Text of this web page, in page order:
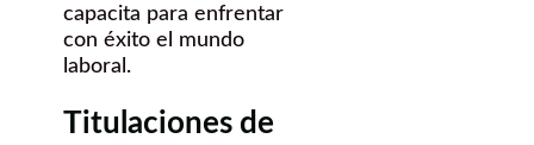
capacita para enfrentar
con éxito el mundo
laboral.
Titulaciones de